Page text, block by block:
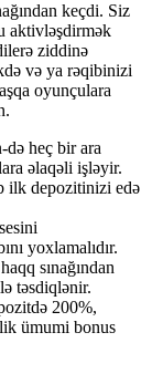
keçdi. Siz
aktivləşdirmək
ziddinə
və ya rəqibinizi
oyunçulara
heç bir ara
əlaqəli işləyir.
ilk depozitinizi edə
yoxlamalıdır.
sınağından
təsdiqlənir.
200%,
ümumi bonus